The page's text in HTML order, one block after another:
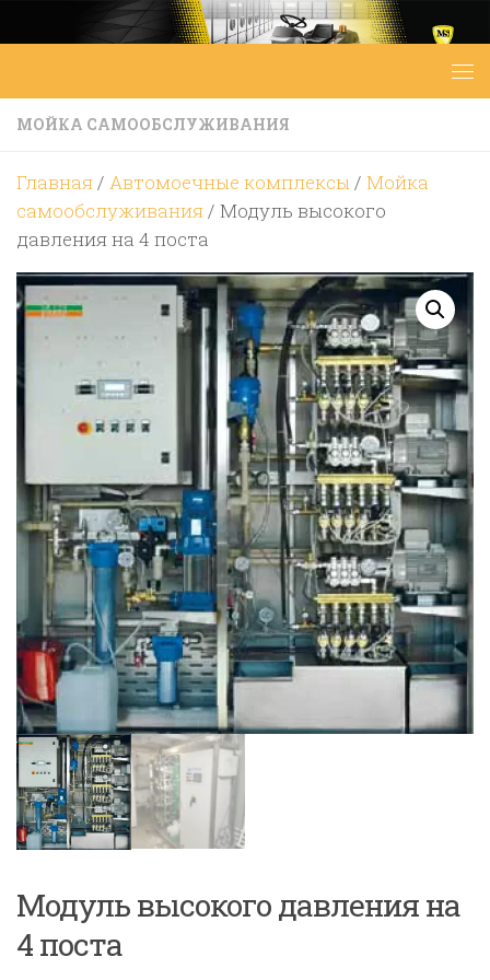
Перейти к содержимому
МОЙКА САМООБСЛУЖИВАНИЯ
Главная/ Автомоечные комплексы/ Мойка
самообслуживания/ Модуль высокого
давления на 4 поста
Модуль высокого давления на
4 поста